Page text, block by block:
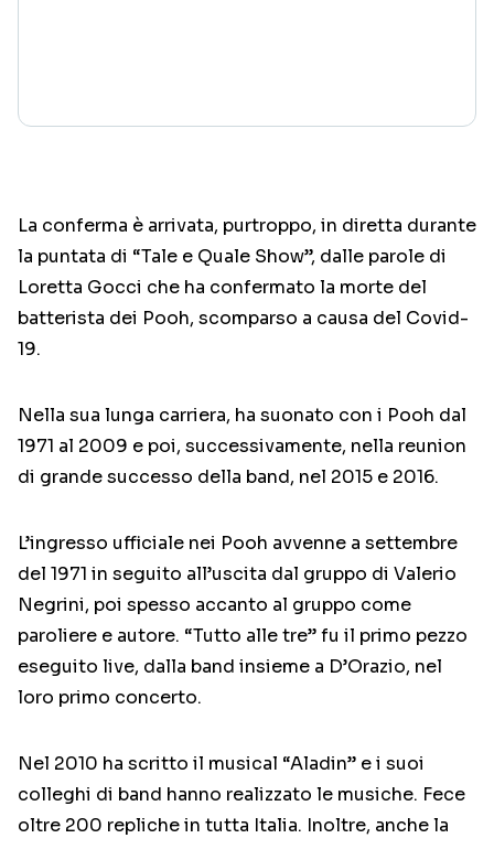
La conferma è arrivata, purtroppo, in diretta durante
la puntata di “Tale e Quale Show”, dalle parole di
Loretta Gocci che ha confermato la morte del
batterista dei Pooh, scomparso a causa del Covid-
19.
Nella sua lunga carriera, ha suonato con i Pooh dal
1971 al 2009 e poi, successivamente, nella reunion
di grande successo della band, nel 2015 e 2016.
L’ingresso ufficiale nei Pooh avvenne a settembre
del 1971 in seguito all’uscita dal gruppo di Valerio
Negrini, poi spesso accanto al gruppo come
paroliere e autore. “Tutto alle tre” fu il primo pezzo
eseguito live, dalla band insieme a D’Orazio, nel
loro primo concerto.
Nel 2010 ha scritto il musical “Aladin” e i suoi
colleghi di band hanno realizzato le musiche. Fece
oltre 200 repliche in tutta Italia. Inoltre, anche la